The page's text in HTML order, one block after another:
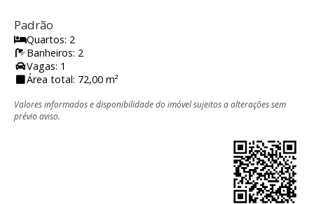
Padrão
Quartos: 2
Banheiros: 2
Vagas: 1
Área total: 72,00 m²
Valores informados e disponibilidade do imóvel sujeitos a alterações sem
prévio aviso.